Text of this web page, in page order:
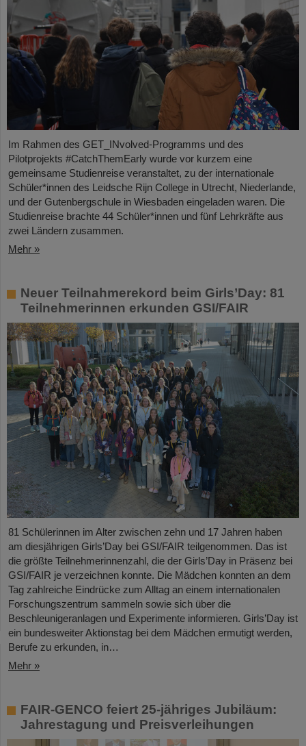
Im Rahmen des GET_INvolved-Programms und des
Pilotprojekts #CatchThemEarly wurde vor kurzem eine
gemeinsame Studienreise veranstaltet, zu der internationale
Schüler*innen des Leidsche Rijn College in Utrecht, Niederlande,
und der Gutenbergschule in Wiesbaden eingeladen waren. Die
Studienreise brachte 44 Schüler*innen und fünf Lehrkräfte aus
zwei Ländern zusammen.
Mehr »
Neuer Teilnahmerekord beim Girls’Day: 81
Teilnehmerinnen erkunden GSI/FAIR
81 Schülerinnen im Alter zwischen zehn und 17 Jahren haben
am diesjährigen Girls’Day bei GSI/FAIR teilgenommen. Das ist
die größte Teilnehmerinnenzahl, die der Girls’Day in Präsenz bei
GSI/FAIR je verzeichnen konnte. Die Mädchen konnten an dem
Tag zahlreiche Eindrücke zum Alltag an einem internationalen
Forschungszentrum sammeln sowie sich über die
Beschleunigeranlagen und Experimente informieren. Girls’Day ist
ein bundesweiter Aktionstag bei dem Mädchen ermutigt werden,
Berufe zu erkunden, in…
Mehr »
FAIR-GENCO feiert 25-jähriges Jubiläum:
Jahrestagung und Preisverleihungen